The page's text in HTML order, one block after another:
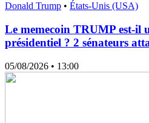
Donald Trump • États-Unis (USA)
Le memecoin TRUMP est-
présidentiel ? 2 sénateurs
05/08/2026 • 13:00